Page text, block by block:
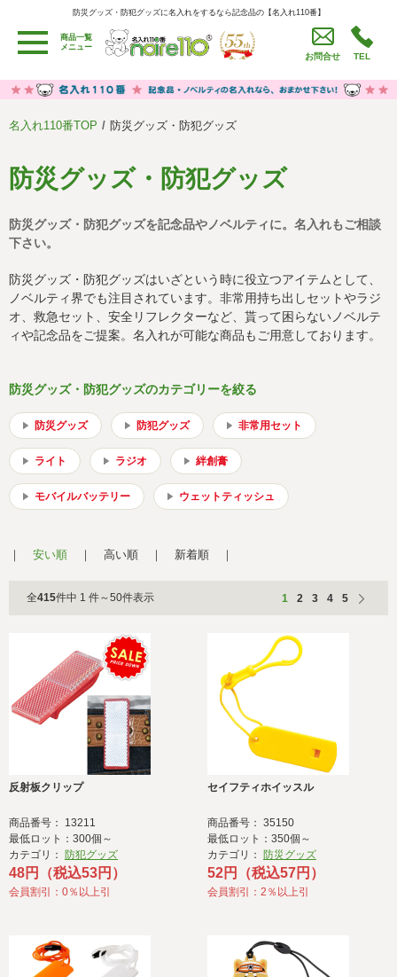
防災グッズ・防犯グッズに名入れをするなら記念品の【名入れ110番】
防災グッズ・防犯グッズに名入れをするなら記念品の【名入れ110番】
商品一覧
メニュー
お問合せ TEL
用途別カテゴリ
卒園・卒業記念品
労働組合・設立記念・周年記念
うちわ・扇子・ファン
イベント・パーティーグッズ
値段別
セール品グッズ
ご利用ガイド 名入れについて
社会貢献活動 特定商取引法に基づく表記
著作権と推奨環境について プライバシーポリシー
会社概要 サイトマップ
名入れ110番TOP 防災グッズ・防犯グッズ
防災グッズ・防犯グッズ
防災グッズ・防犯グッズを記念品やノベルティに。名入れもご相談
下さい。
防災グッズ・防犯グッズはいざという時に役立つアイテムとして、
ノベルティ界でも注目されています。非常用持ち出しセットやラジ
オ、救急セット、安全リフレクターなど、貰って困らないノベルテ
ィや記念品をご提案。名入れが可能な商品もご用意しております。
防災グッズ・防犯グッズのカテゴリーを絞る
防災グッズ 防犯グッズ 非常用セット
ライト ラジオ 絆創膏
モバイルバッテリー ウェットティッシュ
安い順 高い順 新着順
全415件中 1 件～50件表示 1 2 3 4 5
反射板クリップ
商品番号： 13211
最低ロット：300個～
カテゴリ： 防犯グッズ
48円（税込53円）
会員割引：0％以上引
セイフティホイッスル
商品番号： 35150
最低ロット：350個～
カテゴリ： 防災グッズ
52円（税込57円）
会員割引：2％以上引